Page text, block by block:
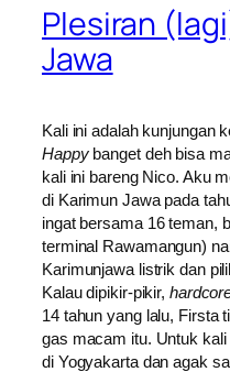
Plesiran
Jawa
Kali ini adalah kunjungan
Happybanget deh bisa
kali ini bareng Nico. Aku
di Karimun Jawa pada
ingat bersama 16 teman,
terminal Rawamangun)
Karimunjawa listrik dan
Kalau dipikir-pikir,
14 tahun yang lalu, Firsta
gas macam itu. Untuk
di Yogyakarta dan agak